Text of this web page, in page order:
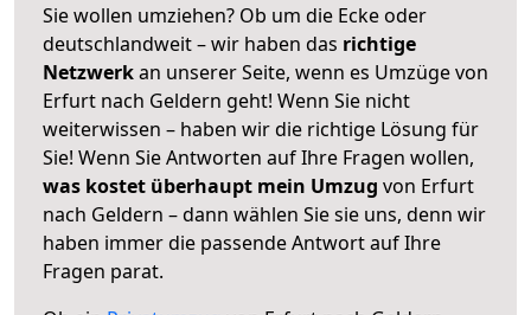
Sie wollen umziehen? Ob um die Ecke oder
deutschlandweit – wir haben das richtige
Netzwerkan unserer Seite, wenn es Umzüge von
Erfurt nach Geldern geht! Wenn Sie nicht
weiterwissen – haben wir die richtige Lösung für
Sie! Wenn Sie Antworten auf Ihre Fragen wollen,
was kostet überhaupt mein Umzug von Erfurt
nach Geldern – dann wählen Sie sie uns, denn wir
haben immer die passende Antwort auf Ihre
Fragen parat.